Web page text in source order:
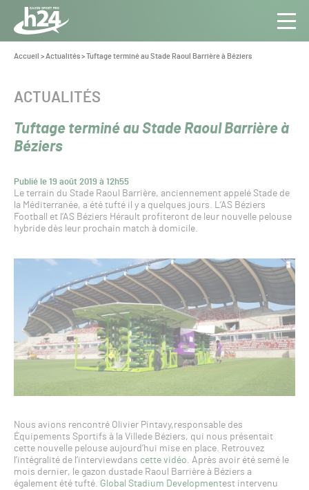
Panneau de gestion des cookies
Aller au contenu
Toute
l’info
Pro
Vous
Accueil >Actualités>Tuftage terminé au Stade Raoul Barrière à Béziers
Tuftage terminé au Stade Raoul Barrière à
Béziers
Publié le 19 août 2019 à 12h55
CATÉGORIE :
ACTUALITÉS
Le terrain du Stade Raoul Barrière, anciennement appelé Stade de
la Méditerranée, a été tufté il y a quelques jours. L’AS Béziers
Football et l’AS Béziers Hérault profiteront de leur nouvelle pelouse
hybride dès leur prochain match à domicile.
Nous avions rencontré Olivier Pintavy,responsable des
Équipements Sportifs à la Villede Béziers, qui nous présentait
cette nouvelle pelouse aujourd’hui mise en place. Retrouvez
l’intégralité de l’interviewdans cette vidéo. Après avoir été semé le
mois dernier, le gazon dustade Raoul Barrière à Béziers a
également été tufté. Global Stadium Developmentest intervenu